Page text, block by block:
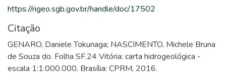
https://rigeo.sgb.gov.br/handle/doc/17502
Citação
GENARO, Daniele Tokunaga; NASCIMENTO, Michele Bruna
de Souza do. Folha SF.24 Vitória: carta hidrogeológica -
escala 1:1.000.000. Brasília: CPRM, 2016.